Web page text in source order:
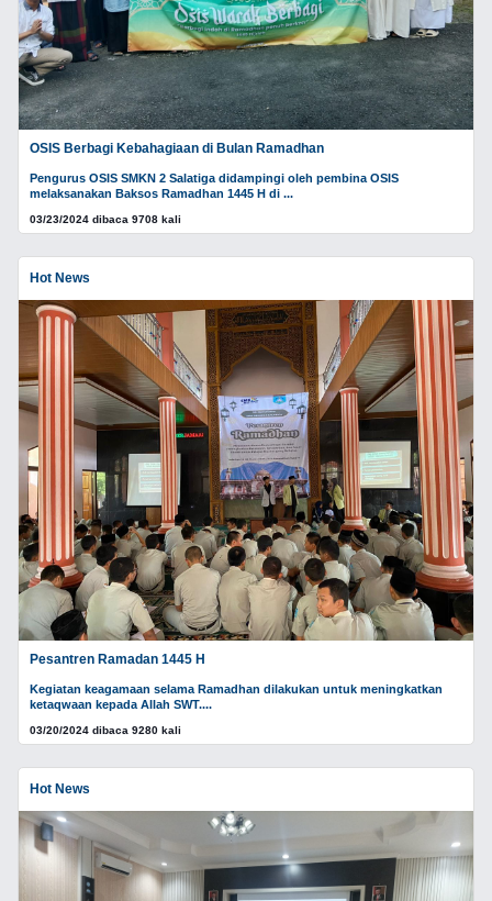
OSIS Berbagi Kebahagiaan di Bulan Ramadhan
Pengurus OSIS SMKN 2 Salatiga didampingi oleh pembina OSIS
melaksanakan Baksos Ramadhan 1445 H di ...
03/23/2024 dibaca 9708 kali
Hot News
Pesantren Ramadan 1445 H
Kegiatan keagamaan selama Ramadhan dilakukan untuk meningkatkan
ketaqwaan kepada Allah SWT....
03/20/2024 dibaca 9280 kali
Hot News